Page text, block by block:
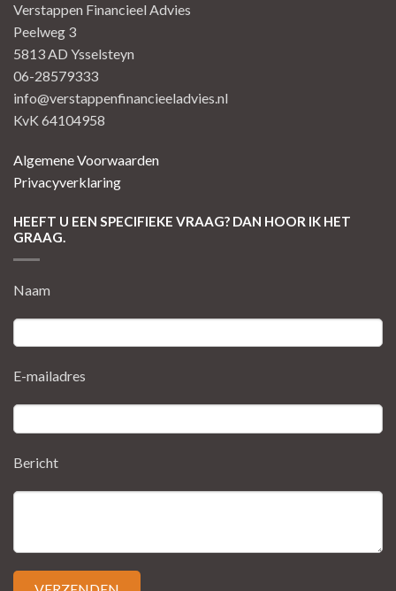
Verstappen Financieel Advies
Peelweg 3
5813 AD Ysselsteyn
06-28579333
info@verstappenfinancieeladvies.nl
KvK 64104958
Algemene Voorwaarden
Privacyverklaring
HEEFT U EEN SPECIFIEKE VRAAG? DAN HOOR IK HET
GRAAG.
Naam
E-mailadres
Bericht